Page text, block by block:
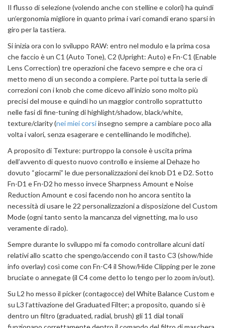
Il flusso di selezione (volendo anche con stelline e colori) ha quindi
un’ergonomia migliore in quanto prima i vari comandi erano sparsi in
giro per la tastiera.
Si inizia ora con lo sviluppo RAW: entro nel modulo e la prima cosa
che faccio è un C1 (Auto Tone), C2 (Upright: Auto) e Fn-C1 (Enable
Lens Correction) tre operazioni che facevo sempre e che ora ci
metto meno di un secondo a compiere. Parte poi tutta la serie di
correzioni con i knob che come dicevo all’inizio sono molto più
precisi del mouse e quindi ho un maggior controllo soprattutto
nelle fasi di fine-tuning di highlight/shadow, black/white,
texture/clarity (nei miei corsiinsegno sempre a cambiare poco alla
volta i valori, senza esagerare e centellinando le modifiche).
A proposito di Texture: purtroppo la console è uscita prima
dell’avvento di questo nuovo controllo e insieme al Dehaze ho
dovuto “giocarmi” le due personalizzazioni dei knob D1 e D2. Sotto
Fn-D1 e Fn-D2 ho messo invece Sharpness Amount e Noise
Reduction Amount e cosi facendo non ho ancora sentito la
necessità di usare le 22 personalizzazioni a disposizione del Custom
Mode (ogni tanto sento la mancanza del vignetting, ma lo uso
veramente di rado).
Sempre durante lo sviluppo mi fa comodo controllare alcuni dati
relativi allo scatto che spengo/accendo con il tasto C3 (show/hide
info overlay) così come con Fn-C4 il Show/Hide Clipping per le zone
bruciate o annegate (il C4 come detto lo tengo per lo zoom in/out).
Su L2 ho messo il picker (contagocce) del White Balance Custom e
su L3 l’attivazione del Graduated Filter; a proposito, quando si è
dentro un filtro (graduated, radial, brush) gli 11 dial tonali